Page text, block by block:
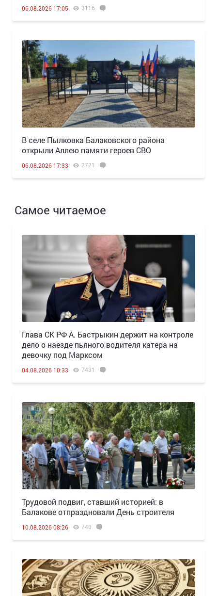
06.08.2026 17:05 3116
В селе Пылковка Балаковского района
открыли Аллею памяти героев СВО
06.08.2026 17:33 2721
Самое читаемое
Глава СК РФ А. Бастрыкин держит на контроле
дело о наезде пьяного водителя катера на
девочку под Марксом
04.08.2026 10:33 7431
Трудовой подвиг, ставший историей: в
Балакове отпраздновали День строителя
10.08.2026 08:26 740